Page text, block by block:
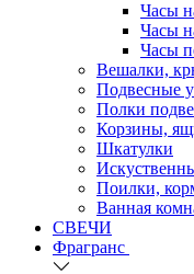
Часы
Часы
Часы
Вешалки,
Подвесные
Полки
Корзины,
Шкатулки
Поилки,
Ванная
СВЕЧИ
Фрагранс